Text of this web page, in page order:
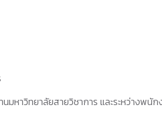
หาวิทยาลัยสายวิชาการ และระหว่างพนัก